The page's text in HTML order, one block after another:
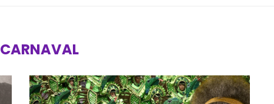
CARNAVAL